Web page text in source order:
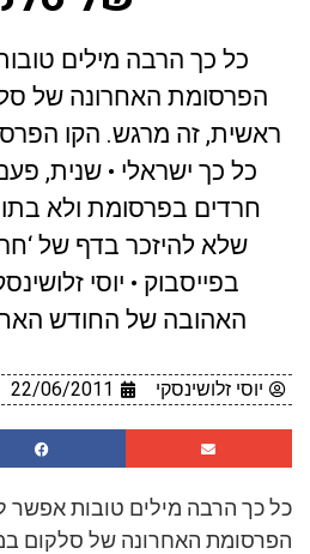
כל כך הרבה מילים
הפרסומת האחרונה של
ראשית, זה מרגש. הקו
כל כך ישראלי • שנית,
חרדים בפרסומת ולא
שלא להיזכר בדף של
בפייסבוק • יוסי
האהובה של החודש
יוסי זלושינסקי 22/06/2011
כל כך הרבה מילים טובות אפשר
הפרסומת האחרונה של סלקום